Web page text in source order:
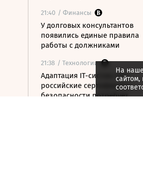
21:40 / Финансы
У долговых консультантов
появились единые правила
работы с должниками
21:38 / Технологии
Адаптация IT-систем под
российские сертификаты
безопасности потребует
На
сайтом,